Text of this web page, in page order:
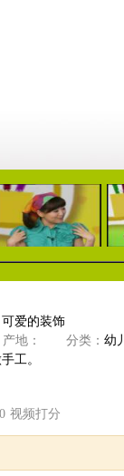
07:10
可爱的装饰
： 分类： 幼
工。
视频打分